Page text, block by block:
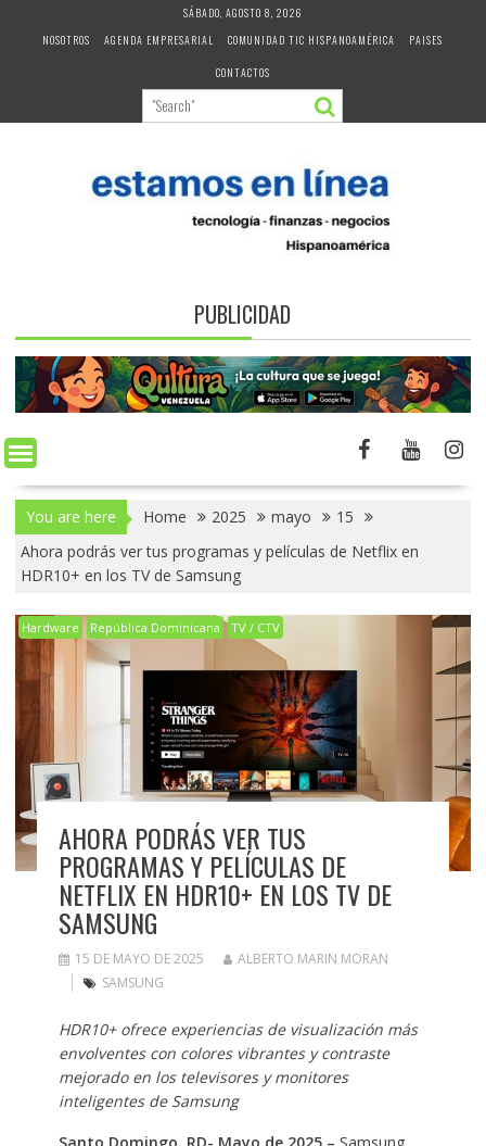
SÁBADO, AGOSTO 8, 2026
NOSOTROS
AGENDA EMPRESARIAL COMUNIDAD TIC HISPANOAMÉRICA
PAISES
CONTACTOS
PUBLICIDAD
You are here Home 2025 mayo
15
Ahora podrás ver tus programas y películas de Netflix en
HDR10+ en los TV de Samsung
Hardware República Dominicana TV / CTV
AHORA PODRÁS VER TUS
PROGRAMAS Y PELÍCULAS DE
NETFLIX EN HDR10+ EN LOS TV DE
SAMSUNG
15 DE MAYO DE 2025
ALBERTO MARIN MORAN
SAMSUNG
HDR10+ ofrece experiencias de visualización más
envolventes con colores vibrantes y contraste
mejorado en los televisores y monitores
inteligentes de Samsung